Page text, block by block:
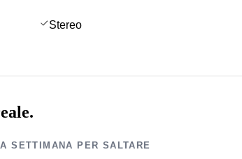
Stereo
SETTIMANA PER SALTARE